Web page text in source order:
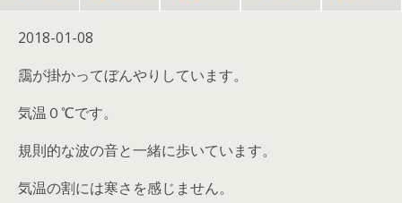
2018-01-08
靄が掛かってぼんやりしています。
気温０℃です。
規則的な波の音と一緒に歩いています。
気温の割には寒さを感じません。